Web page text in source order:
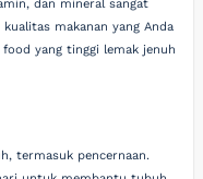
dan mineral sangat
makanan yang Anda
yang tinggi lemak jenuh
termasuk pencernaan.